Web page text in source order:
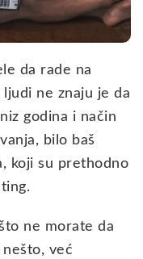
da rade na
ne znaju je da
godina i način
bilo baš
koji su prethodno
ne morate da
već